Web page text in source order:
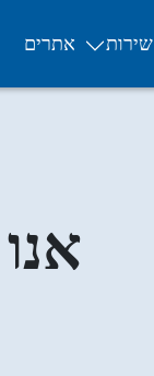
אתרים שירות